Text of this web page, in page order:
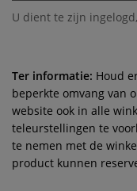
U dient te zijn ingelogd
Ter informatie: Houd
beperkte omvang van
website ook in alle
teleurstellingen te
te nemen met de
product kunnen